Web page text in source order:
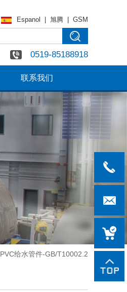
Espanol 旭腾 GSM
0519-85188918
联系我们
PVC给水管件-GB/T10002.2
0519-
85188918